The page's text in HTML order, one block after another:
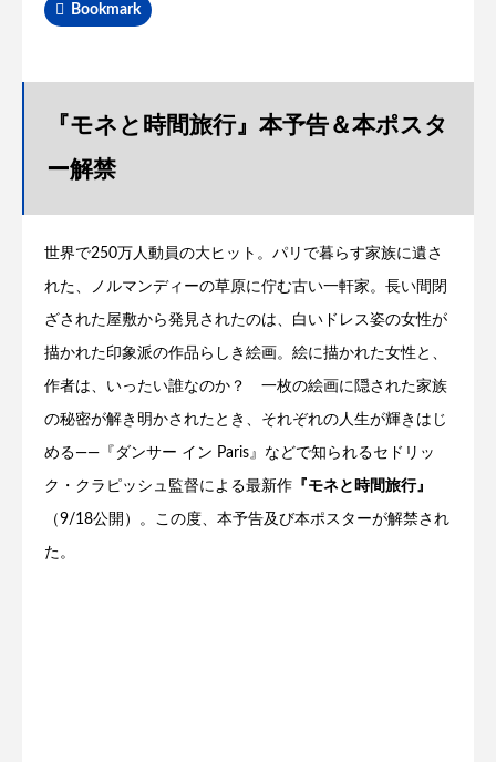
Bookmark
『モネと時間旅行』本予告＆本ポスタ
ー解禁
世界で250万人動員の大ヒット。パリで暮らす家族に遺さ
れた、ノルマンディーの草原に佇む古い一軒家。長い間閉
ざされた屋敷から発見されたのは、白いドレス姿の女性が
描かれた印象派の作品らしき絵画。絵に描かれた女性と、
作者は、いったい誰なのか？ 一枚の絵画に隠された家族
の秘密が解き明かされたとき、それぞれの人生が輝きはじ
める――『ダンサー イン Paris』などで知られるセドリッ
ク・クラピッシュ監督による最新作 『モネと時間旅行』
（9/18公開）。この度、本予告及び本ポスターが解禁され
た。